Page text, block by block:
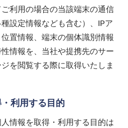
利用の場合の当該端末の通信
設定情報なども含む）、IPア
置情報、端末の個体識別情報
情報を、当社や提携先のサー
を閲覧する際に取得いたしま
利用する目的
情報を取得・利用する目的は